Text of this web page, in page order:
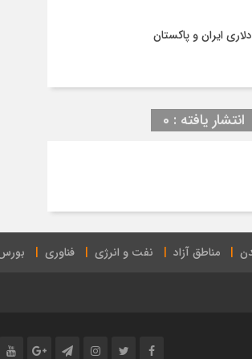
انتشار یافته : 0
مناطق آزاد نفت و انرژی فناوری